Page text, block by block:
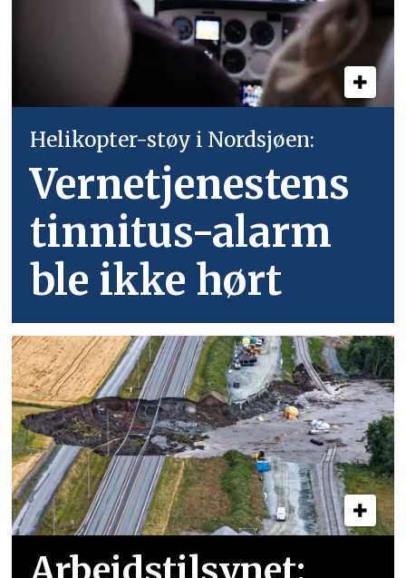
Helikopter-støy i Nordsjøen:
Vernetjenestens
tinnitus-alarm
ble ikke hørt